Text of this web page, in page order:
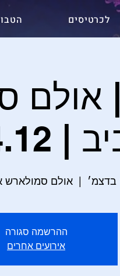
לכרטיסים
אולם
18:00
  |
אולם סמולארש
ההרשמה סגורה
אירועים אחרים